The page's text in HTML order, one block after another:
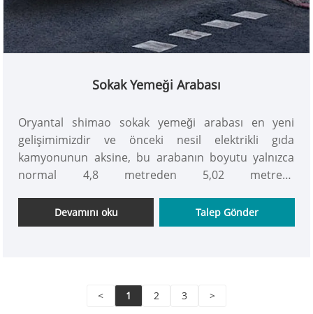
Sokak Yemeği Arabası
Oryantal shimao sokak yemeği arabası en yeni
gelişimimizdir ve önceki nesil elektrikli gıda
kamyonunun aksine, bu arabanın boyutu yalnızca
normal 4,8 metreden 5,02 metreye
tavanlı ürünümüzdür, bu da daha fazla insanı ve
ekipmanı barındırabileceği anlamına gelir! gelin ve
Devamını oku Talep Gönder
< 1 2 3 >